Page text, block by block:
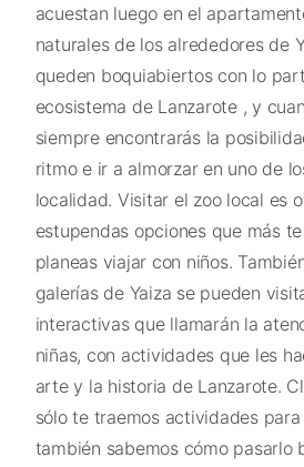
acuestan luego en el
naturales de los alrededores de
queden boquiabiertos con lo
ecosistema de Lanzarote , y
siempre encontrarás la
ritmo e ir a almorzar en uno de
localidad. Visitar el zoo local es
estupendas opciones que más
planeas viajar con niños.
galerías de Yaiza se pueden
interactivas que llamarán la
niñas, con actividades que les
arte y la historia de Lanzarote.
sólo te traemos actividades para
también sabemos cómo pasarlo